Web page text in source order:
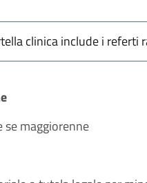
clinica include i
maggiorenne